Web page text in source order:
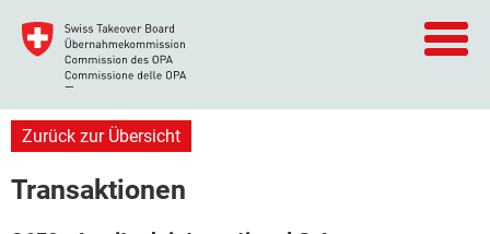
Zurück zur Übersicht
Transaktionen